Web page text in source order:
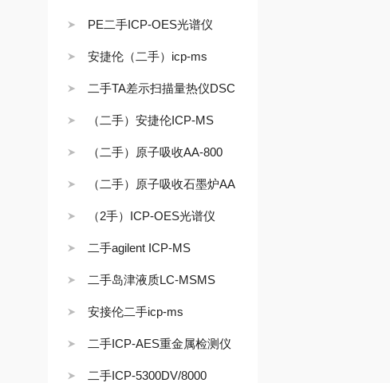
PE二手ICP-OES光谱仪
安捷伦（二手）icp-ms
二手TA差示扫描量热仪DSC
（二手）安捷伦ICP-MS
（二手）原子吸收AA-800
（二手）原子吸收石墨炉AA
（2手）ICP-OES光谱仪
二手agilent ICP-MS
二手岛津液质LC-MSMS
安接伦二手icp-ms
二手ICP-AES重金属检测仪
二手ICP-5300DV/8000